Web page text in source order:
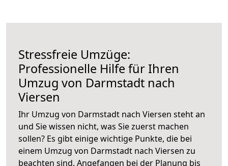
Stressfreie Umzüge:
Professionelle Hilfe für Ihren
Umzug von Darmstadt nach
Viersen
Ihr Umzug von Darmstadt nach Viersen steht an
und Sie wissen nicht, was Sie zuerst machen
sollen? Es gibt einige wichtige Punkte, die bei
einem Umzug von Darmstadt nach Viersen zu
beachten sind. Angefangen bei der Planung bis